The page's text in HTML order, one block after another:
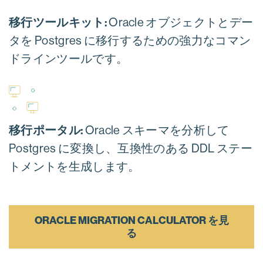
移行ツールキット:Oracle オブジェクトとデー
タを Postgres に移行するための強力なコマン
ドラインツールです。
移行ポータル:Oracle スキーマを分析して
Postgres に変換し、互換性のある DDL ステー
トメントを生成します。
ORACLE MIGRATION CALCULATOR を見
る